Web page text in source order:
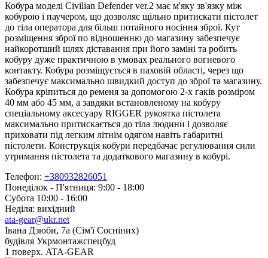
Кобура моделі Civilian Defender ver.2 має м'яку зв'язку між
кобурою і паучером, що дозволяє щільно притискати пістолет
до тіла оператора для більш потайного носіння зброї. Кут
розміщення зброї по відношенню до магазину забезпечує
найкоротший шлях діставання при його заміні та робить
кобуру дуже практичною в умовах реального вогневого
контакту. Кобура розміщується в паховій області, через що
забезпечує максимально швидкий доступ до зброї та магазину.
Кобура кріпиться до ременя за допомогою 2-х гаків розміром
40 мм або 45 мм, а завдяки встановленому на кобуру
спеціальному аксесуару RIGGER рукоятка пістолета
максимально притискається до тіла людини і дозволяє
приховати під легким літнім одягом навіть габаритні
пістолети. Конструкція кобури передбачає регулювання сили
утримання пістолета та додаткового магазину в кобурі.
Телефон: +380932826051
Понеділок - П'ятниця: 9:00 - 18:00
Субота 10:00 - 16:00
Неділя: вихідний
ata-gear@ukr.net
Івана Дзюби, 7а (Сім'ї Сосніних)
будівля Укрмонтажспецбуд
1 поверх. ATA-GEAR